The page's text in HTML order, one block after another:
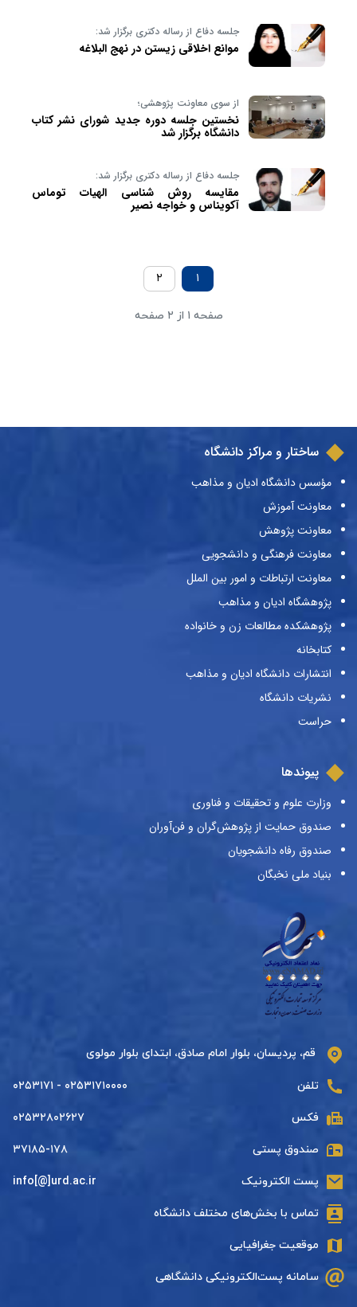
جلسه دفاع از رساله دکتری برگزار شد:
موانع اخلاقی زیستن در نهج البلاغه
از سوی معاونت پژوهشی؛
نخستین جلسه دوره جدید شورای نشر کتاب
دانشگاه برگزار شد
جلسه دفاع از رساله دکتری برگزار شد:
مقایسه روش شناسی الهیات توماس
آکویناس و خواجه نصیر
صفحه ۱ از ۲ صفحه
۱ ۲
ساختار و مراکز دانشگاه
مؤسس دانشگاه ادیان و مذاهب
معاونت آموزش
معاونت پژوهش
معاونت فرهنگی و دانشجویی
معاونت ارتباطات و امور بین الملل
پژوهشگاه ادیان و مذاهب
پژوهشکده مطالعات زن و خانواده
کتابخانه
انتشارات دانشگاه ادیان و مذاهب
نشریات دانشگاه
حراست
پیوندها
وزارت علوم و تحقیقات و فناوری
صندوق حمایت از پژوهش‌گران و فن‌آوران
صندوق رفاه دانشجویان
بنیاد ملی نخبگان
قم، پردیسان، بلوار امام صادق، ابتدای بلوار مولوی
تلفن ۰۲۵۳۱۷۱۰۰۰۰ - ۰۲۵۳۱۷۱
فکس ۰۲۵۳۲۸۰۲۶۲۷
صندوق پستی ۳۷۱۸۵-۱۷۸
پست الکترونیک info[@]urd.ac.ir
تماس با بخش‌های مختلف دانشگاه
موقعیت جغرافیایی
سامانه پست‌الکترونیکی دانشگاهی